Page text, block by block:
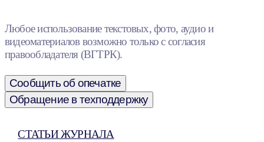
Любое использование текстовых, фото, аудио и
видеоматериалов возможно только с согласия
правообладателя (ВГТРК).
Сообщить об опечатке
Обращение в техподдержку
СТАТЬИ ЖУРНАЛА